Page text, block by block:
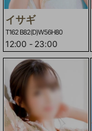
イサギ
T162 B82(D)W56H80
12:00 - 23:00